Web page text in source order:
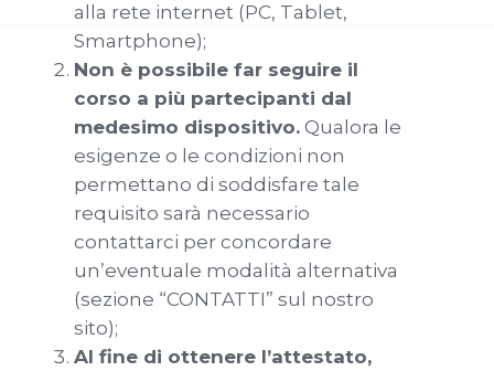
alla rete internet (PC, Tablet,
Smartphone);
Non è possibile far seguire il
corso a più partecipanti dal
medesimo dispositivo.Qualora le
esigenze o le condizioni non
permettano di soddisfare tale
requisito sarà necessario
contattarci per concordare
un’eventuale modalità alternativa
(sezione “CONTATTI” sul nostro
sito);
Al fine di ottenere l’attestato,